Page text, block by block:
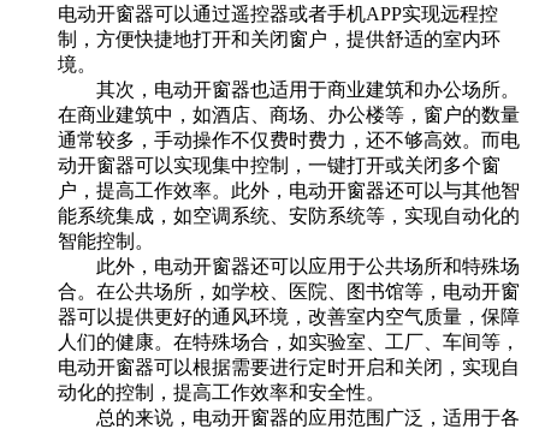
电动开窗器可以通过遥控器或者手机APP实现远程控
制，方便快捷地打开和关闭窗户，提供舒适的室内环
境。
其次，电动开窗器也适用于商业建筑和办公场所。
在商业建筑中，如酒店、商场、办公楼等，窗户的数量
通常较多，手动操作不仅费时费力，还不够高效。而电
动开窗器可以实现集中控制，一键打开或关闭多个窗
户，提高工作效率。此外，电动开窗器还可以与其他智
能系统集成，如空调系统、安防系统等，实现自动化的
智能控制。
此外，电动开窗器还可以应用于公共场所和特殊场
合。在公共场所，如学校、医院、图书馆等，电动开窗
器可以提供更好的通风环境，改善室内空气质量，保障
人们的健康。在特殊场合，如实验室、工厂、车间等，
电动开窗器可以根据需要进行定时开启和关闭，实现自
动化的控制，提高工作效率和安全性。
总的来说，电动开窗器的应用范围广泛，适用于各